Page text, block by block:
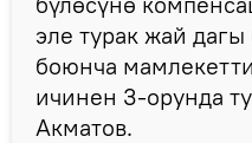
эле турак жай
боюнча
ичинен 3-орунда
Акматов.